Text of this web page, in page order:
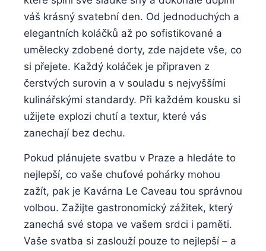
váš krásný svatební den. Od jednoduchých a
elegantních koláčků až po sofistikované a
umělecky zdobené dorty, zde najdete vše, co
si přejete. Každý koláček je připraven z
čerstvých surovin a v souladu s nejvyššími
kulinářskými standardy. Při každém kousku si
užijete explozi chutí a textur, které vás
zanechají bez dechu.
Pokud plánujete svatbu v Praze a hledáte to
nejlepší, co vaše chuťové pohárky mohou
zažít, pak je Kavárna Le Caveau tou správnou
volbou. Zažijte gastronomický zážitek, který
zanechá své stopa ve vašem srdci i paměti.
Vaše svatba si zaslouží pouze to nejlepší – a